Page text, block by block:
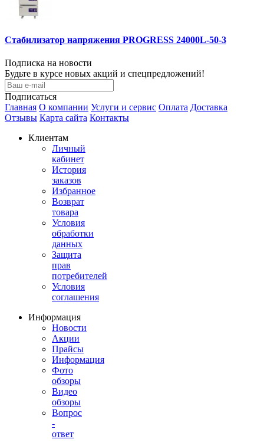
Стабилизатор напряжения PROGRESS 24000L-50-3
Подписка на новости
Будьте в курсе новых акций и спецпредложений!
Подписаться
Главная О компании Услуги и сервис Оплата Доставка
Отзывы Карта сайта Контакты
Клиентам
Личный
кабинет
История
заказов
Избранное
Возврат
товара
Условия
обработки
данных
Защита
прав
потребителей
Условия
соглашения
Информация
Новости
Акции
Прайсы
Информация
Фото
обзоры
Видео
обзоры
Вопрос
-
ответ